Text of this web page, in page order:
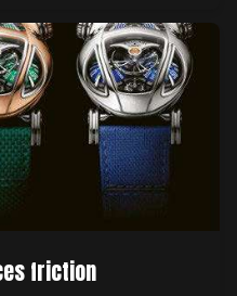
friction